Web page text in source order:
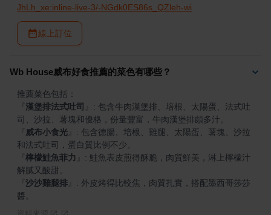
JhLh_xe:inline-live-3/-NGdk0ES86s_QZleh-wi
線上訂位
Wb House威布好食推薦的菜色有哪些？
漢堡排法式吐司
: 包含牛肉漢堡排、培根、太陽蛋、法式吐
威布小食光
: 包含德腸、培根、雞腿、太陽蛋、薯塊、沙拉
檸檬鮭魚菲力
: 鮭魚表皮煎得酥脆，肉質鮮美，淋上檸檬汁
沙沙雞腿排
: 外皮烤得比較焦，肉質扎實，搭配墨西哥莎莎
醬。